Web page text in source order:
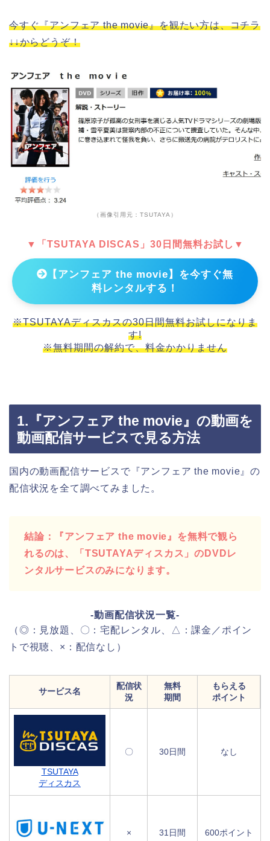
今すぐ『アンフェア the movie』を観たい方は、コチラ
↓↓からどうぞ！
（画像引用元：TSUTAYA）
▼「TSUTAYA DISCAS」30日間無料お試し▼
【アンフェア the movie】を今すぐ無
料レンタルする！
※TSUTAYAディスカスの30日間無料お試しになりま
す!
※無料期間の解約で、料金かかりません
1.『アンフェア the movie』の動画を
動画配信サービスで見る方法
国内の動画配信サービスで『アンフェア the movie』の
配信状況を全て調べてみました。
結論：『アンフェア the movie』を無料で観ら
れるのは、「TSUTAYAディスカス」のDVDレ
ンタルサービスのみになります。
-動画配信状況一覧-
（◎：見放題、〇：宅配レンタル、△：課金／ポイン
トで視聴、×：配信なし）
サービス名
配信状
況
無料
期間
もらえる
ポイント
TSUTAYA
ディスカス
〇 30日間 なし
× 31日間 600ポイント